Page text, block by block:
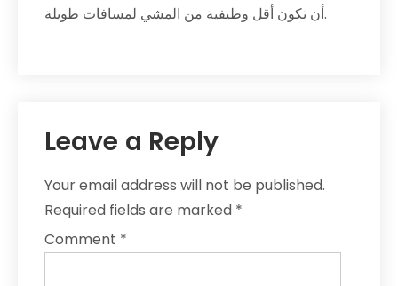
أن تكون أقل وظيفية من المشي لمسافات طويلة.
Leave a Reply
Your email address will not be published.
Required fields are marked *
Comment *